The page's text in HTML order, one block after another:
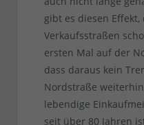
gibt es diesen Effekt,
Verkaufsstraßen
ersten Mal auf der
dass daraus kein
Nordstraße
lebendige
seit über 80 Jahren